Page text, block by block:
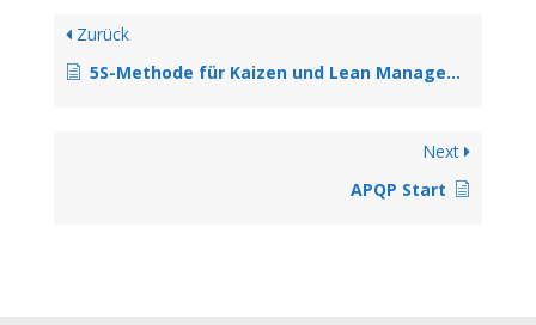
Zurück
5S-Methode für Kaizen und Lean Management
Next
APQP Start